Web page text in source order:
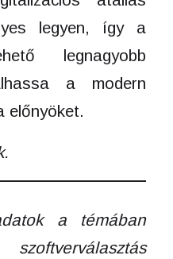
legyen, így a
legnagyobb
a modern
előnyöket.
a témában